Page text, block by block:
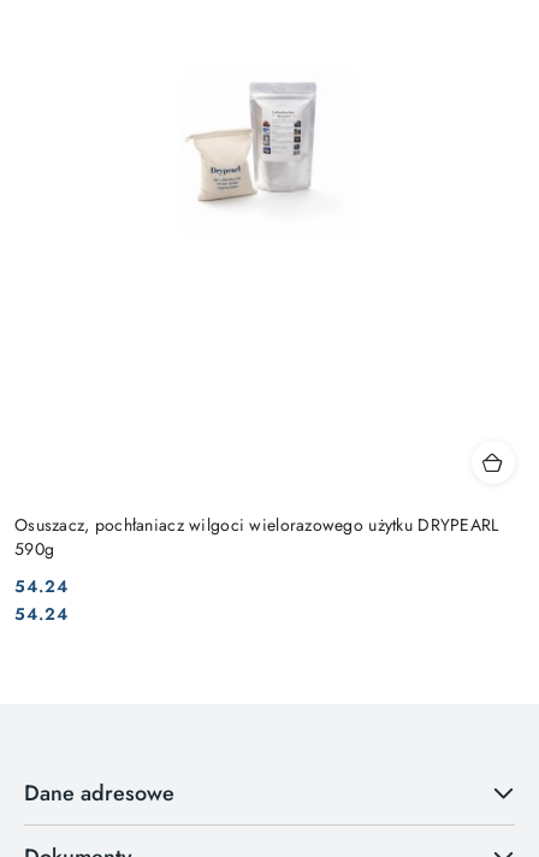
Osuszacz, pochłaniacz wilgoci wielorazowego użytku DRYPEARL
590g
Cena:
54.24
Cena:
54.24
Dane adresowe